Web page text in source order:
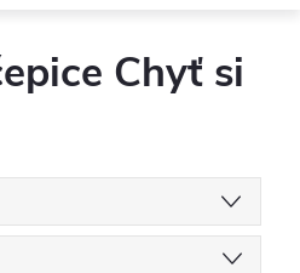
Chyť si